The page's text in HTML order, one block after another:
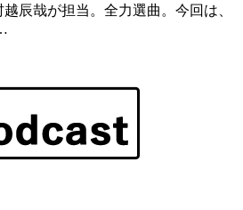
辰哉が担当。全力選曲。今回は、